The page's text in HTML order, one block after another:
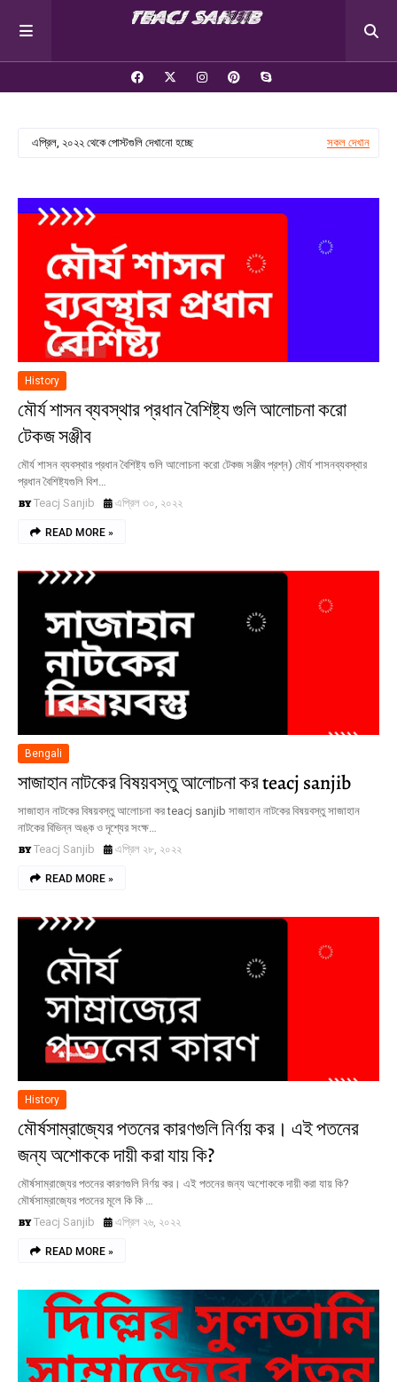
এপ্রিল, ২০২২ থেকে পোস্টগুলি দেখানো হচ্ছে সকল দেখান
History
মৌর্য শাসন ব্যবস্থার প্রধান বৈশিষ্ট্য গুলি আলোচনা করো
টেকজ সঞ্জীব
মৌর্য শাসন ব্যবস্থার প্রধান বৈশিষ্ট্য গুলি আলোচনা করো টেকজ সঞ্জীব প্রশ্ন) মৌর্য শাসনব্যবস্থার
প্রধান বৈশিষ্ট্যগুলি বিশ…
Teacj Sanjib
এপ্রিল ৩০, ২০২২
READ MORE »
Bengali
সাজাহান নাটকের বিষয়বস্তু আলোচনা কর teacj sanjib
সাজাহান নাটকের বিষয়বস্তু আলোচনা কর teacj sanjib সাজাহান নাটকের বিষয়বস্তু সাজাহান
নাটকের বিভিন্ন অঙ্ক ও দৃশ্যের সংক্ষ…
Teacj Sanjib
এপ্রিল ২৮, ২০২২
READ MORE »
History
মৌর্ষসাম্রাজ্যের পতনের কারণগুলি নির্ণয় কর। এই পতনের
জন্য অশোককে দায়ী করা যায় কি?
মৌর্ষসাম্রাজ্যের পতনের কারণগুলি নির্ণয় কর। এই পতনের জন্য অশোককে দায়ী করা যায় কি?
মৌর্ষসাম্রাজ্যের পতনের মূলে কি কি …
Teacj Sanjib
এপ্রিল ২৬, ২০২২
READ MORE »